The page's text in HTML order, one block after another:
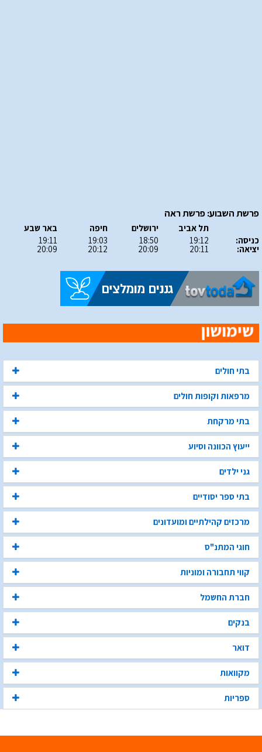
פרשת השבוע: פרשת ראה
כניסה:
יציאה:
תל אביב
19:12
20:11
ירושלים
18:50
20:09
חיפה
19:03
20:12
באר שבע
19:11
20:09
בתי חולים
מרפאות וקופות חולים
בתי מרקחת
ייעוץ הכוונה וסיוע
גני ילדים
בתי ספר יסודיים
מרכזים קהילתיים ומועדונים
חוגי המתנ"ס
קווי תחבורה ומוניות
חברת החשמל
בנקים
דואר
מקוואות
ספריות